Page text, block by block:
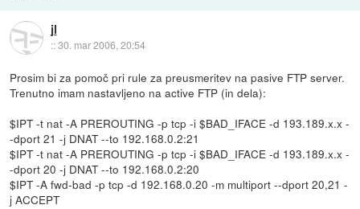
jl
::30. mar 2006, 20:54
Prosim bi za pomoč pri rule za preusmeritev na pasive FTP server.
Trenutno imam nastavljeno na active FTP (in dela):
$IPT -t nat -A PREROUTING -p tcp -i $BAD_IFACE -d 193.189.x.x -
-dport 21 -j DNAT --to 192.168.0.2:21
$IPT -t nat -A PREROUTING -p tcp -i $BAD_IFACE -d 193.189.x.x -
-dport 20 -j DNAT --to 192.168.0.2:20
$IPT -A fwd-bad -p tcp -d 192.168.0.20 -m multiport --dport 20,21 -
j ACCEPT